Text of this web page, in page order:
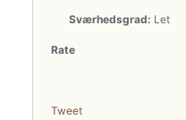
Sværhedsgrad: Let
Rate
Tweet